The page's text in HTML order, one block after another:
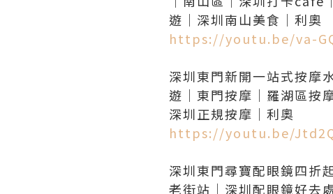
https://youtu.be/va-
深圳東門新開一站式按摩
遊｜東門按摩｜羅湖區按
https://youtu.be/
深圳東門尋寶配眼鏡四折
老街站｜深圳配眼鏡好去